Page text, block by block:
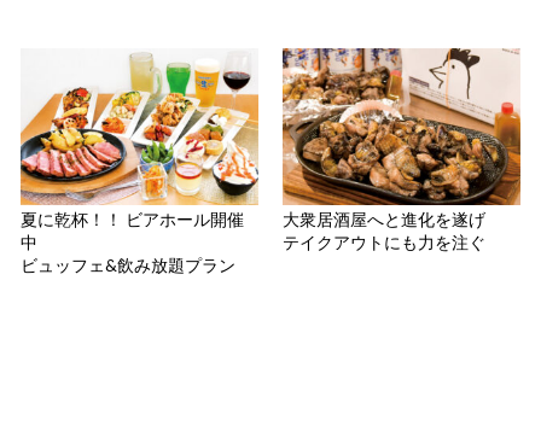
夏に乾杯！！ ビアホール開催
中
ビュッフェ&飲み放題プラン
大衆居酒屋へと進化を遂げ
テイクアウトにも力を注ぐ